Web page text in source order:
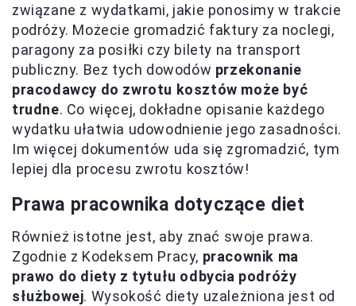
związane z wydatkami, jakie ponosimy w trakcie
podróży. Możecie gromadzić faktury za noclegi,
paragony za posiłki czy bilety na transport
publiczny. Bez tych dowodów przekonanie
pracodawcy do zwrotu kosztów może być
trudne. Co więcej, dokładne opisanie każdego
wydatku ułatwia udowodnienie jego zasadności.
Im więcej dokumentów uda się zgromadzić, tym
lepiej dla procesu zwrotu kosztów!
Prawa pracownika dotyczące diet
Również istotne jest, aby znać swoje prawa.
Zgodnie z Kodeksem Pracy, pracownik ma
prawo do diety z tytułu odbycia podróży
służbowej. Wysokość diety uzależniona jest od